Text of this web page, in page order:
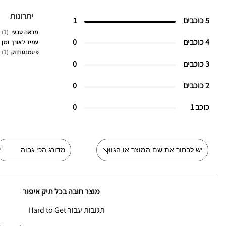
5 כוכבים 1
4 כוכבים 0
3 כוכבים 0
2 כוכבים 0
כוכב 1 0
יתרונות
מראה טבעי
1
עמיד לאורך זמן
פיגמנט חזק
1
מוצר חובה בכל תיק איפור
תגובות עבור Hard to Get